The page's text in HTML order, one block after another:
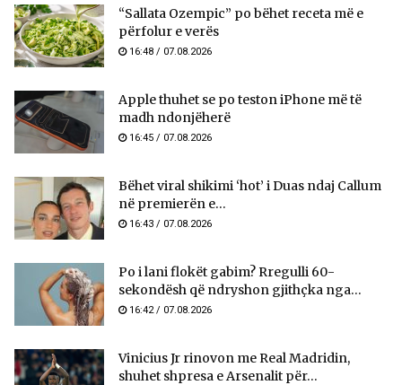
“Sallata Ozempic” po bëhet receta më e
përfolur e verës
16:48 / 07.08.2026
Apple thuhet se po teston iPhone më të
madh ndonjëherë
16:45 / 07.08.2026
Bëhet viral shikimi ‘hot’ i Duas ndaj Callum
në premierën e...
16:43 / 07.08.2026
Po i lani flokët gabim? Rregulli 60-
sekondësh që ndryshon gjithçka nga...
16:42 / 07.08.2026
Vinicius Jr rinovon me Real Madridin,
shuhet shpresa e Arsenalit për...